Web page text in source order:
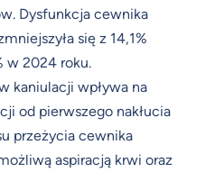
Dysfunkcja cewnika
się z 14,1%
w 2024 roku.
kaniulacji wpływa na
od pierwszego nakłucia
przeżycia cewnika
aspiracją krwi oraz